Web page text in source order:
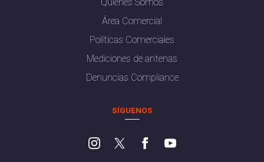
Área Comercial
Políticas Comerciales
Mediciones de antenas
Denuncias Compliance
SÍGUENOS